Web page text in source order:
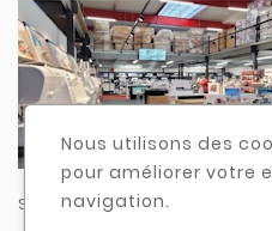
Spécialiste de la machine
Nous utilisons des
pour améliorer votre
navigation.